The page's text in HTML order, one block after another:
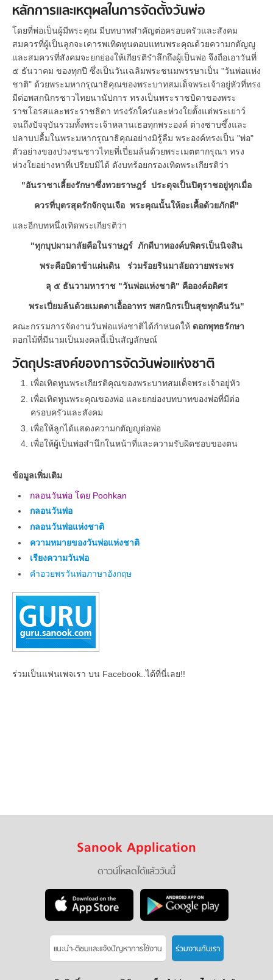
หลักการและเหตุผลในการจัดตั้งวันพ่อ
โดยที่พ่อเป็นผู้มีพระคุณ มีบทบาทสำคัญต่อครอบครัวและสังคม
สมควรที่ผู้เป็นลูกจะเคารพเทิดทูนตอบแทนพระคุณด้วยความกตัญญู
และสมควรที่สังคมจะยกย่องให้เกียรติรำลึกถึงผู้เป็นพ่อ จึงถือเอาวันที่
๕ ธันวาคม ของทุกปี ซึ่งเป็นวันเฉลิมพระชนมพรรษาเป็น "วันพ่อแห่ง
ชาติ" ด้วยพระมหากรุณาธิคุณของพระบาทสมเด็จพระเจ้าอยู่หัวที่ทรง
มีต่อพสกนิกรชาวไทยนานัปการ ทรงเป็นพระราชบิดาของพระ
ราชโอรสและพระราชธิดา ทรงรักใคร่และห่วงใยตั้งแต่พระเยาว์
จนถึงปัจจุบันรวมทั้งพระเจ้าหลานเธอทุกพระองค์ ต่างซาบซึ้งและ
ปลาบปลื้มในพระมหากรุณาธิคุณอย่างมิรู้ลืม พระองค์ทรงเป็น "พ่อ"
ตัวอย่างของปวงชนชาวไทยที่เปี่ยมล้นด้วยพระเมตตากรุณา ทรง
ห่วงใยอย่างหาที่เปรียบมิได้ ดังบทร้อยกรองเทิดพระเกียรติว่า
"อันราชาเลี้ยงรักษาซึ่งทวยราษฎร์ ประดุจเป็นปิตุราชอยู่ทุกเมื่อ
ควรที่บุตรสุดรักจักจุนเจือ พระคุณนั้นให้อะเคื้อด้วยภักดี"
และอีกบทหนึ่งเทิดพระเกียรติว่า
"ทุกบุปผามาลัยคือในราษฎร์ ภักดีบาทองค์บพิตรเป็นนิจสิน
พระคือบิดาข้าแผ่นดิน ร่วมร้อยรินมาลัยถวายพระพร
ลุ ๕ ธันวามหาราช "วันพ่อแห่งชาติ" คือองค์อดิศร
พระเปี่ยมล้นด้วยเมตตาเอื้ออาทร พสกนิกรเป็นสุขทุกคืนวัน"
คณะกรรมการจัดงานวันพ่อแห่งชาติได้กำหนดให้ ดอกพุทธรักษา
ดอกไม้ที่มีนามเป็นมงคลนี้เป็นสัญลักษณ์
วัตถุประสงค์ของการจัดวันพ่อแห่งชาติ
เพื่อเทิดทูนพระเกียรติคุณของพระบาทสมเด็จพระเจ้าอยู่หัว
เพื่อเทิดทูนพระคุณของพ่อ และยกย่องบทบาทของพ่อที่มีต่อ
ครอบครัวและสังคม
เพื่อให้ลูกได้แสดงความกตัญญูต่อพ่อ
เพื่อให้ผู้เป็นพ่อสำนึกในหน้าที่และความรับผิดชอบของตน
ข้อมูลเพิ่มเติม
กลอนวันพ่อ โดย Poohkan
กลอนวันพ่อ
กลอนวันพ่อแห่งชาติ
ความหมายของวันพ่อแห่งชาติ
เรียงความวันพ่อ
คําอวยพรวันพ่อภาษาอังกฤษ
ร่วมเป็นแฟนเพจเรา บน Facebook..ได้ที่นี่เลย!!
Sanook Application
ดาวน์โหลดได้แล้ววันนี้
แนะนำ-ติชมเเละแจ้งปัญหาการใช้งาน ร่วมงานกับเรา